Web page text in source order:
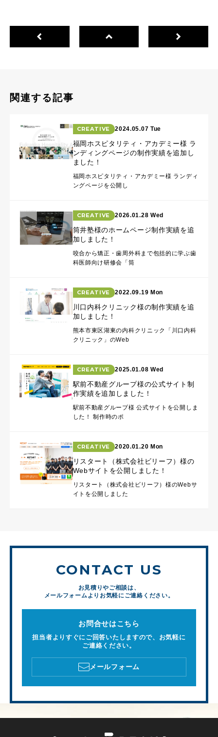
関連する記事
CREATIVE 2024.05.07 Tue
福岡ホスピタリティ・アカデミー様 ラ
ンディングページの制作実績を追加し
ました！
福岡ホスピタリティ・アカデミー様 ランディ
ングページを公開し
CREATIVE 2026.01.28 Wed
筒井塾様のホームページ制作実績を追
加しました！
咬合から矯正・歯周外科まで包括的に学ぶ歯
科医師向け研修会「筒
CREATIVE 2022.09.19 Mon
川口内科クリニック様の制作実績を追
加しました！
熊本市東区湖東の内科クリニック「川口内科
クリニック」のWeb
CREATIVE 2025.01.08 Wed
駅前不動産グループ様の公式サイト制
作実績を追加しました！
駅前不動産グループ様 公式サイトを公開しま
した！ 制作時のポ
CREATIVE 2020.01.20 Mon
リスタート（株式会社ビリーフ）様の
Webサイトを公開しました！
リスタート（株式会社ビリーフ）様のWebサ
イトを公開しました
CONTACT US
お見積りやご相談は、
メールフォームよりお気軽にご連絡ください。
お問合せはこちら
担当者よりすぐにご回答いたしますので、お気軽に
ご連絡ください。
メールフォーム